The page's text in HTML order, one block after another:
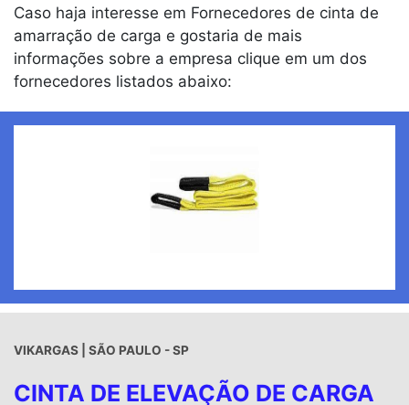
Caso haja interesse em Fornecedores de cinta de
amarração de carga e gostaria de mais
informações sobre a empresa clique em um dos
fornecedores listados abaixo:
VIKARGAS | SÃO PAULO - SP
CINTA DE ELEVAÇÃO DE CARGA